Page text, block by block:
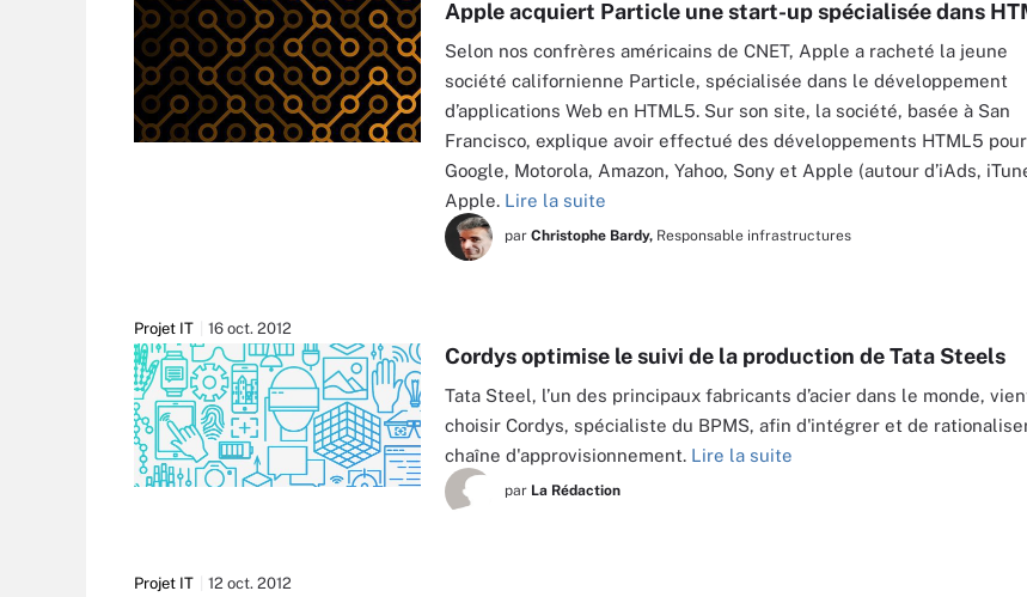
Apple acquiert Particle une start-up spécialisée dans
Selon nos confrères américains de CNET, Apple a racheté la jeune
société californienne Particle, spécialisée dans le développement
d’applications Web en HTML5. Sur son site, la société, basée à San
Francisco, explique avoir effectué des développements HTML5 pour
Google, Motorola, Amazon, Yahoo, Sony et Apple (autour d’iAds,
Apple. Lire la suite
par Christophe Bardy, Responsable infrastructures
Projet IT 16 oct. 2012
Cordys optimise le suivi de la production de Tata Steels
Tata Steel, l’un des principaux fabricants d’acier dans le monde,
choisir Cordys, spécialiste du BPMS, afin d'intégrer et de
chaîne d'approvisionnement. Lire la suite
par La Rédaction
Projet IT 12 oct. 2012